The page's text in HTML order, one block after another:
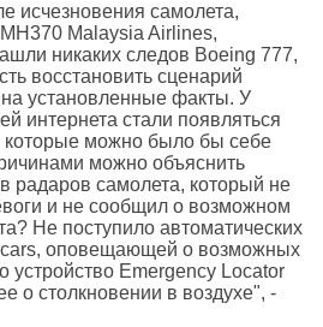
исчезновения самолета,
Malaysia Airlines,
никаких следов Boeing 777,
восстановить сценарий
установленные факты. У
интернета стали появляться
можно было бы себе
можно объяснить
радаров самолета, который не
и не сообщил о возможном
Не поступило автоматических
оповещающей о возможных
устройство Emergency Locator
о столкновении в воздухе", -